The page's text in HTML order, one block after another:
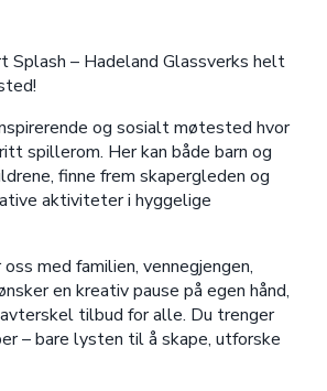
Splash – Hadeland Glassverks helt
og sosialt møtested hvor
spillerom. Her kan både barn og
finne frem skapergleden og
aktiviteter i hyggelige
med familien, vennegjengen,
en kreativ pause på egen hånd,
tilbud for alle. Du trenger
– bare lysten til å skape, utforske